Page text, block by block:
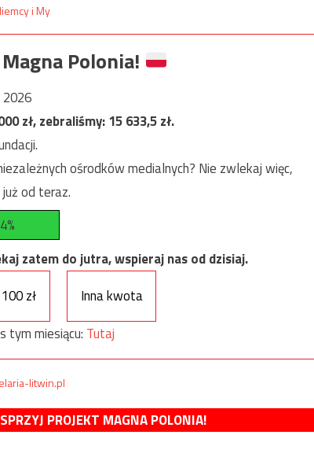
Polonia!
2026
zł, zebraliśmy:15 633,5zł.
ośrodków medialnych? Nie zwlekaj więc,
od teraz.
zatem do jutra, wspieraj nas od dzisiaj.
100 zł
Inna kwota
tym miesiącu: Tutaj
litwin.pl
PROJEKT MAGNA POLONIA!